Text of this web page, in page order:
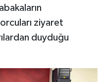
ziyaret
duyduğu